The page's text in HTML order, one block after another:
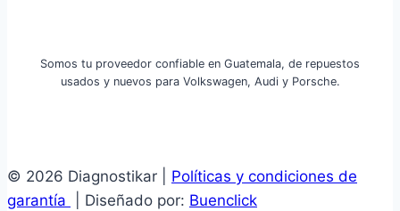
Somos tu proveedor confiable en Guatemala, de repuestos
usados y nuevos para Volkswagen, Audi y Porsche.
© 2026 Diagnostikar | Políticas y condiciones de
garantía
| Diseñado por: Buenclick